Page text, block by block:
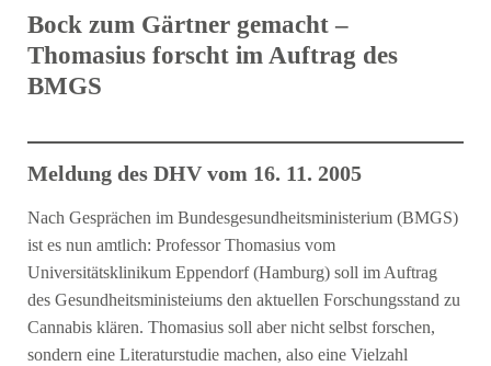
Bock zum Gärtner gemacht –
Thomasius forscht im Auftrag des
BMGS
Meldung des DHV vom 16. 11. 2005
Nach Gesprächen im Bundesgesundheitsministerium (BMGS)
ist es nun amtlich: Professor Thomasius vom
Universitätsklinikum Eppendorf (Hamburg) soll im Auftrag
des Gesundheitsministeiums den aktuellen Forschungsstand zu
Cannabis klären. Thomasius soll aber nicht selbst forschen,
sondern eine Literaturstudie machen, also eine Vielzahl